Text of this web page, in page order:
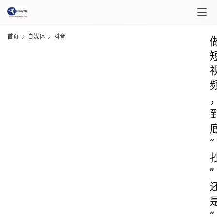
首页 自媒体 抖音
“
”